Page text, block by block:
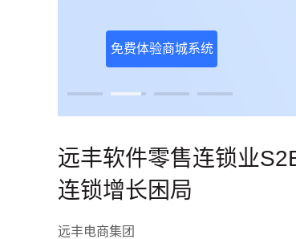
免费体验商城系统
远丰软件零售连锁业
连锁增长困局
远丰电商集团